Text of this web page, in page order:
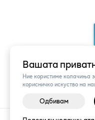
Вашата
Ние користиме колачиња
корисничко искуство на
Одбивам